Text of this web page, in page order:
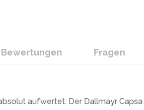
Bewertungen Fragen
aufwertet. Der Dallmayr